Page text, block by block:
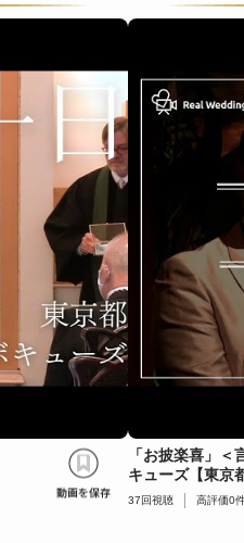
「お披楽喜」
キューズ【東京
37 回視聴 高評価0